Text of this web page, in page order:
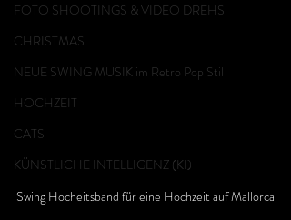
FOTO SHOOTINGS & VIDEO DREHS
CHRISTMAS
NEUE SWING MUSIK im Retro Pop Stil
HOCHZEIT
CATS
KÜNSTLICHE INTELLIGENZ (KI)
Swing Hocheitsband für eine Hochzeit auf Mallorca